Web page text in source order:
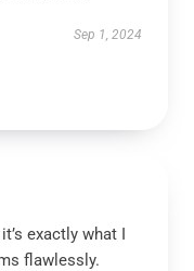
Sep 1, 2024
exactly what I
flawlessly.